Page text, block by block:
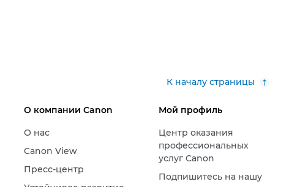
К началу страницы
О компании Canon
О нас
Canon View
Пресс-центр
Мой профиль
Центр оказания
профессиональных
услуг Canon
Подпишитесь на нашу